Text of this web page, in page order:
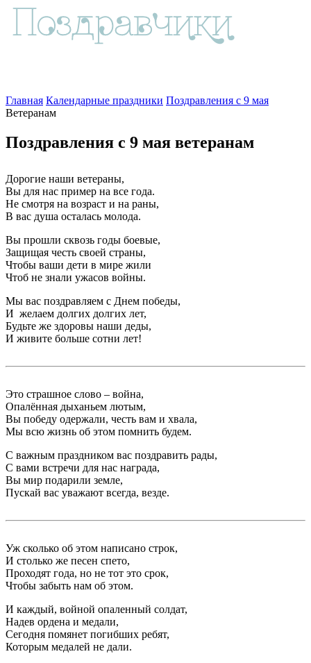
Главная Календарные праздники Поздравления с 9 мая
Ветеранам
Поздравления с 9 мая ветеранам
Дорогие наши ветераны,
Вы для нас пример на все года.
Не смотря на возраст и на раны,
В вас душа осталась молода.
Вы прошли сквозь годы боевые,
Защищая честь своей страны,
Чтобы ваши дети в мире жили
Чтоб не знали ужасов войны.
Мы вас поздравляем с Днем победы,
И желаем долгих долгих лет,
Будьте же здоровы наши деды,
И живите больше сотни лет!
Это страшное слово – война,
Опалённая дыханьем лютым,
Вы победу одержали, честь вам и хвала,
Мы всю жизнь об этом помнить будем.
С важным праздником вас поздравить рады,
С вами встречи для нас награда,
Вы мир подарили земле,
Пускай вас уважают всегда, везде.
Уж сколько об этом написано строк,
И столько же песен спето,
Проходят года, но не тот это срок,
Чтобы забыть нам об этом.
И каждый, войной опаленный солдат,
Надев ордена и медали,
Сегодня помянет погибших ребят,
Которым медалей не дали.